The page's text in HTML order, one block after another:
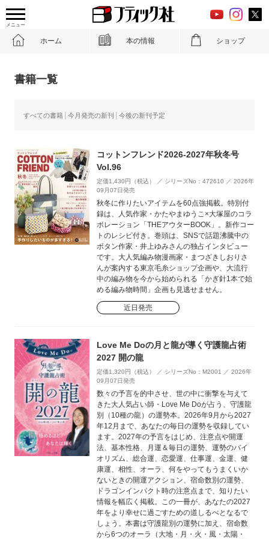
メニュー
ホーム 本の情報 ショップ
書籍一覧
すべての書籍 今月発売の新刊 今後の新刊予定
コットンフレンド2026-2027年秋冬号
Vol.96
定価1,430円（税込） ／ シリーズNo：472610 ／ 2026年
09月07日発売
秋冬に作りたいアイテムを60点強掲載。特別付
録は、人気作家・かたやまゆうこ×大塚屋のコラ
ボレーション「THEアウターBOOK」。新作コー
トのレシピ付き。巻頭は、SNSで話題沸騰中の
ボタン作家・井上ゆみさんの独占インタビュー
です。大人気編み物漫画家・まつざきしおりさ
んが案内する東京毛糸ショップ企画や、大流行
中の編み物を今から始められる「かぎ針1本で始
める編み物時間」企画も見逃せません。
近日発売
Love Me Doの月と龍が導く守護龍占術
2027 開の龍
定価1,320円（税込） ／ シリーズNo：M2001 ／ 2026年
09月07日発売
数々の予言を的中させ、世の中に衝撃を与えて
きた大人気占い師・Love Me Doが占う、守護龍
別（10種の龍）の運勢本。2026年9月から2027
年12月まで、あなたの毎日の運勢を収録してい
ます。2027年の予言をはじめ、注意点や開運
法、基本性格、月運＆毎日の運勢、運勢のバイ
オリズム、総合運、恋愛運、仕事運、金運、健
康運、相性、オーラ、何をやってもうまくいか
ないときの開運アクション、宿命数別の運勢、
ドラゴンインパクト時の注意点まで、知りたい
情報を幅広く掲載。この一冊が、あなたの2027
年をより幸せに過ごすための道しるべとなるで
しょう。本書は守護龍別の運勢に加え、宿命数
から6つのオーラ（大地・月・火・風・太陽・